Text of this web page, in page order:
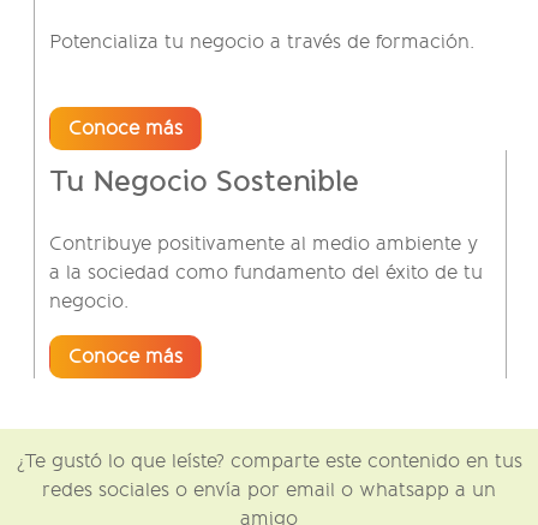
Potencializa tu negocio a través de formación.
Conoce más
Tu Negocio Sostenible
Contribuye positivamente al medio ambiente y
a la sociedad como fundamento del éxito de tu
negocio.
Conoce más
¿Te gustó lo que leíste? comparte este contenido en tus
redes sociales o envía por email o whatsapp a un
amigo